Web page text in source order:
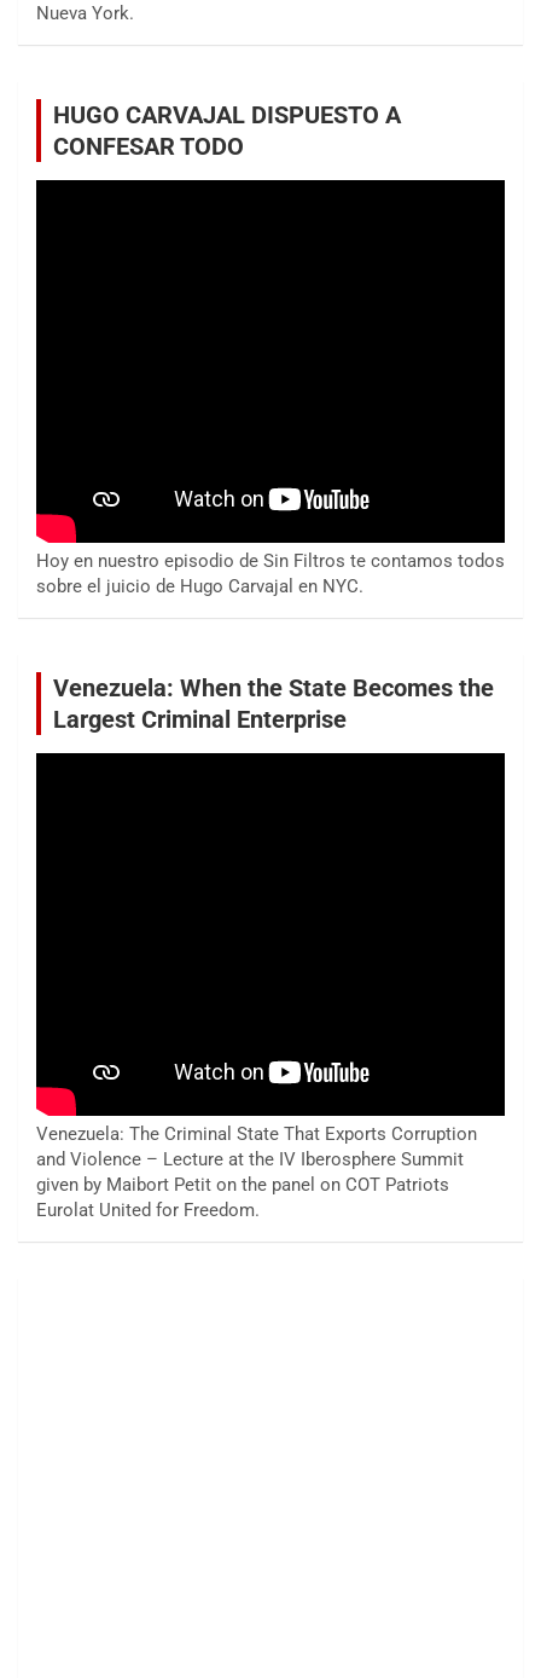
Nueva York.
HUGO CARVAJAL DISPUESTO A
CONFESAR TODO
Hoy en nuestro episodio de Sin Filtros te contamos todos
sobre el juicio de Hugo Carvajal en NYC.
Venezuela: When the State Becomes the
Largest Criminal Enterprise
Venezuela: The Criminal State That Exports Corruption
and Violence – Lecture at the IV Iberosphere Summit
given by Maibort Petit on the panel on COT Patriots
Eurolat United for Freedom.